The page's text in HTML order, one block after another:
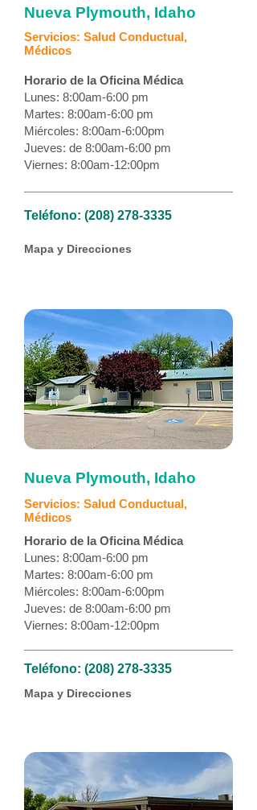
Nueva Plymouth, Idaho
Servicios: Salud Conductual,
Médicos
Horario de la Oficina Médica
Lunes: 8:00am-6:00 pm
Martes: 8:00am-6:00 pm
Miércoles: 8:00am-6:00pm
Jueves: de 8:00am-6:00 pm
Viernes: 8:00am-12:00pm
Teléfono: (208) 278-3335
Mapa y Direcciones
Nueva Plymouth, Idaho
Servicios: Salud Conductual,
Médicos
Horario de la Oficina Médica
Lunes: 8:00am-6:00 pm
Martes: 8:00am-6:00 pm
Miércoles: 8:00am-6:00pm
Jueves: de 8:00am-6:00 pm
Viernes: 8:00am-12:00pm
Teléfono: (208) 278-3335
Mapa y Direcciones